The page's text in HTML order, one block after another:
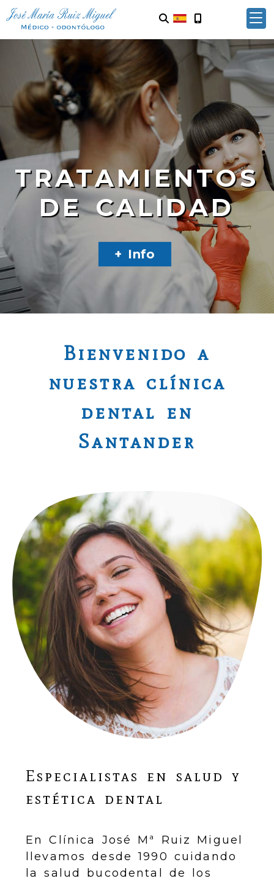
Conócenos
TRATAMIENTOS
DE CALIDAD
+ Info
Bienvenido a
nuestra clínica
dental en
Santander
Especialistas en salud y
estética dental
En Clínica José Mª Ruiz Miguel
llevamos desde 1990 cuidando
la salud bucodental de los